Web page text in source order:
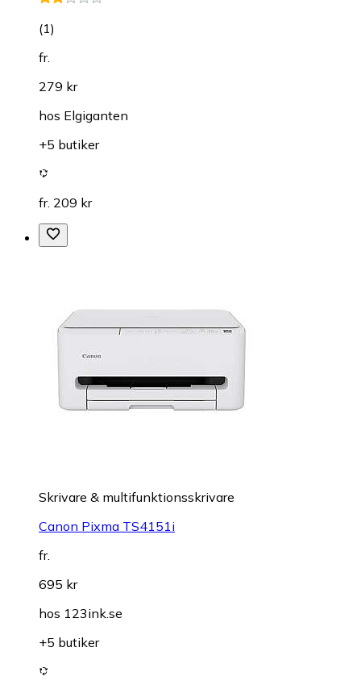
(1)
fr.
279 kr
hos Elgiganten
+5 butiker
fr. 209 kr
Skrivare & multifunktionsskrivare
Canon Pixma TS4151i
fr.
695 kr
hos 123ink.se
+5 butiker